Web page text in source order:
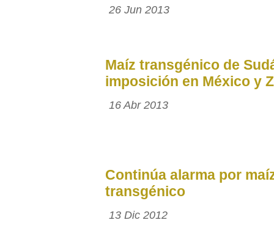
26 Jun 2013
Maíz transgénico de
imposición en México y
16 Abr 2013
Continúa alarma por
transgénico
13 Dic 2012